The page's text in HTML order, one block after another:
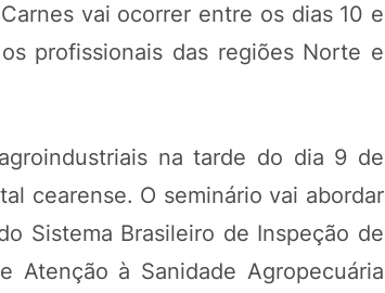
vai ocorrer entre os dias 10 e
profissionais das regiões Norte e
na tarde do dia 9 de
cearense. O seminário vai abordar
Sistema Brasileiro de Inspeção de
Atenção à Sanidade Agropecuária